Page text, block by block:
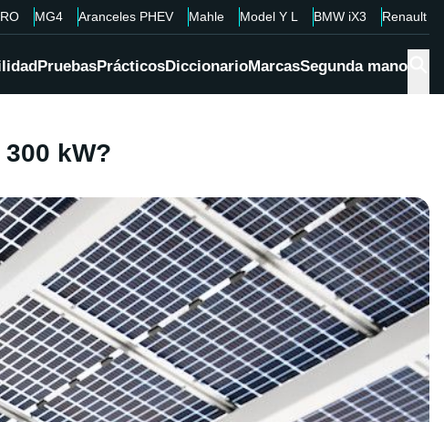
MG4 Aranceles PHEV Mahle Model Y L BMW iX3 Renault
PruebasPrácticosDiccionarioMarcasSegunda mano
kW?